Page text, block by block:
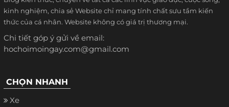
kinh nghiệm, chia sẻ Website chỉ mang tính chất sưu tầm kiến
thức của cá nhân. Website không có giá trị thương mại.
Chi tiết góp ý gửi về email:
hochoimoingay.com@gmail.com
CHỌN NHANH
Xe